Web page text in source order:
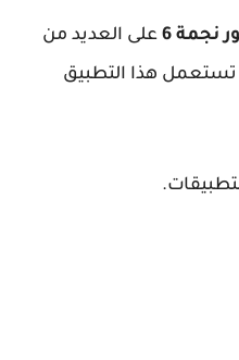
نجمة 6
على العديد من
هذا التطبيق